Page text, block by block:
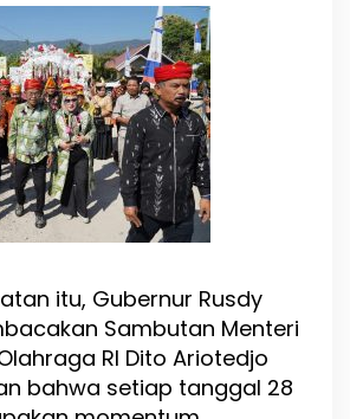
A
j
a
k
K
o
l
a
b
a
s
i
e
itu, Gubernur Rusdy
Sambutan Menteri
RI Dito Ariotedjo
bahwa setiap tanggal 28